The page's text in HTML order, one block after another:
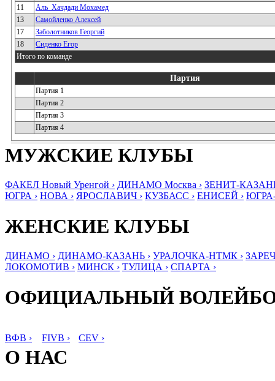
11
Аль_Хачдади Мохамед
13
Самойленко Алексей
17
Заболотников Георгий
18
Сиденко Егор
Итого по команде
Партия
Партия 1
Партия 2
Партия 3
Партия 4
МУЖСКИЕ КЛУБЫ
ФАКЕЛ Новый Уренгой › ДИНАМО Москва › ЗЕНИТ-
ЮГРА › НОВА › ЯРОСЛАВИЧ › КУЗБАСС › ЕНИСЕЙ ›
ЖЕНСКИЕ КЛУБЫ
ДИНАМО › ДИНАМО-КАЗАНЬ › УРАЛОЧКА-НТМК ›
ЛОКОМОТИВ › МИНСК › ТУЛИЦА › СПАРТА ›
ОФИЦИАЛЬНЫЙ
ВФВ › FIVB › CEV ›
О НАС